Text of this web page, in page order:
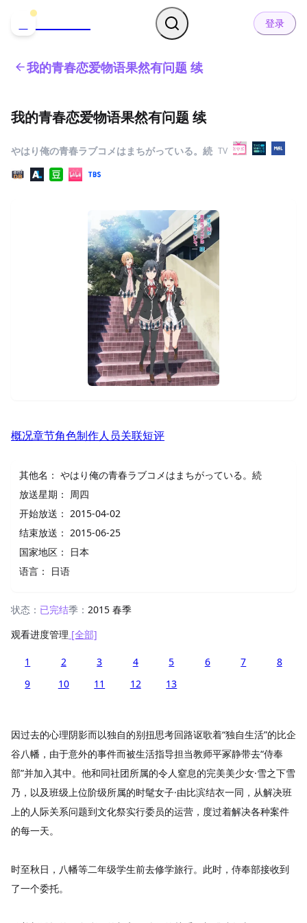
登录
我的青春恋爱物语果然有问题 续
我的青春恋爱物语果然有问题 续
やはり俺の青春ラブコメはまちがっている。続 TV
概况章节角色制作人员关联短评
其他名： やはり俺の青春ラブコメはまちがっている。続
放送星期： 周四
开始放送： 2015-04-02
结束放送： 2015-06-25
国家地区：
日本
语言：
日语
状态： 已完结季： 2015 春季
观看进度管理 [全部]
1 2 3 4 5 6 7
8
9
10 11 12 13
因过去的心理阴影而以独自的别扭思考回路讴歌着“独自生活”的比企
谷八幡，由于意外的事件而被生活指导担当教师平冢静带去“侍奉
部”并加入其中。他和同社团所属的令人窒息的完美美少女·雪之下雪
乃，以及班级上位阶级所属的时髦女子·由比滨结衣一同，从解决班
上的人际关系问题到文化祭实行委员的运营，度过着解决各种案件
的每一天。
时至秋日，八幡等二年级学生前去修学旅行。此时，侍奉部接收到
了一个委托。